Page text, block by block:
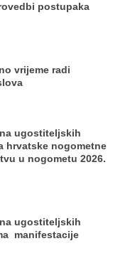
postupaka
vrijeme radi
ugostiteljskih
hrvatske nogometne
u nogometu 2026.
ugostiteljskih
manifestacije